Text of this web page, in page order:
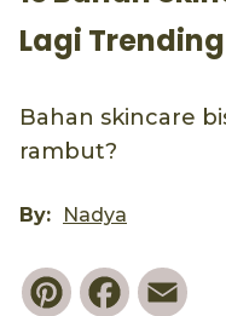
Lagi
Bahan skincare
rambut?
By: Nadya
PinterestFacebook